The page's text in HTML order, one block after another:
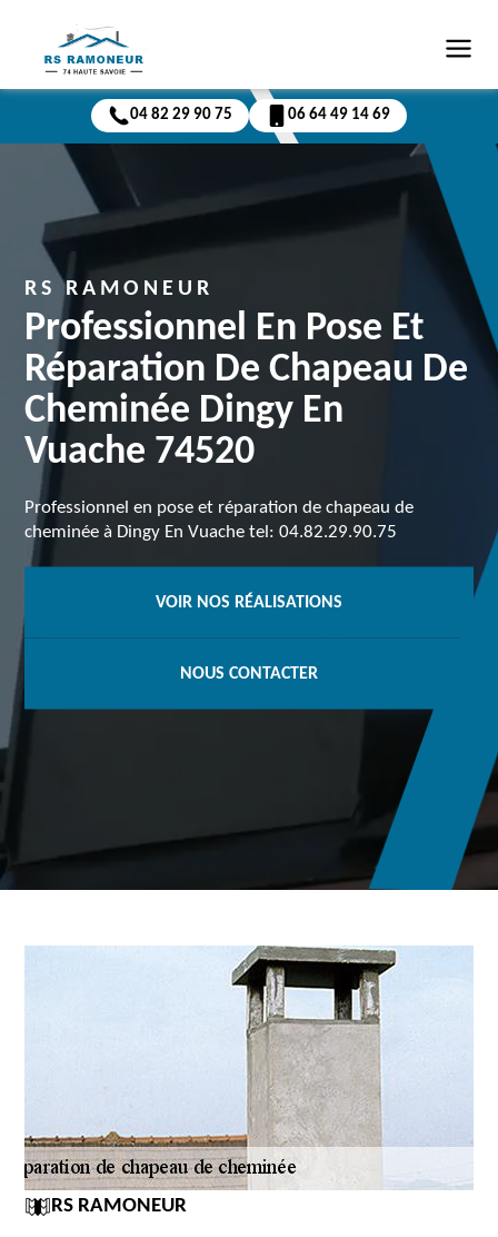
04 82 29 90 75 06 64 49 14 69
RS RAMONEUR
Professionnel En Pose Et
Réparation De Chapeau De
Cheminée Dingy En
Vuache 74520
Professionnel en pose et réparation de chapeau de
cheminée à Dingy En Vuache tel: 04.82.29.90.75
VOIR NOS RÉALISATIONS
NOUS CONTACTER
RS RAMONEUR